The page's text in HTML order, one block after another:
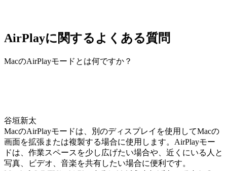
AirPlayに関するよくある質問
MacのAirPlayモードとは何ですか？
谷垣新太
MacのAirPlayモードは、別のディスプレイを使用してMacの
画面を拡張または複製する場合に使用します。AirPlayモー
ドは、作業スペースを少し広げたい場合や、近くにいる人と
写真、ビデオ、音楽を共有したい場合に便利です。